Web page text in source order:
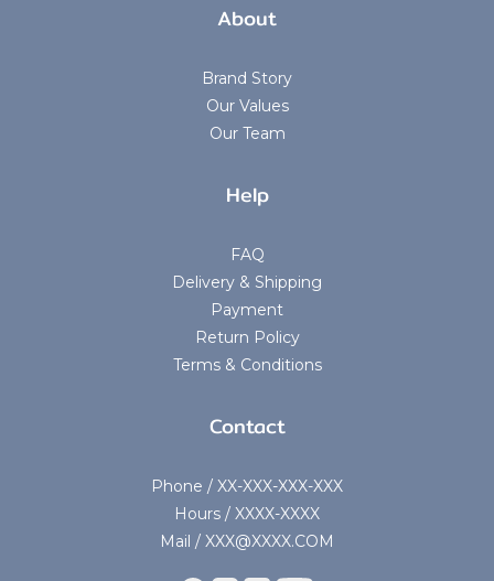
About
Brand Story
Our Values
Our Team
Help
FAQ
Delivery & Shipping
Payment
Return Policy
Terms & Conditions
Contact
Phone / XX-XXX-XXX-XXX
Hours / XXXX-XXXX
Mail / XXX@XXXX.COM